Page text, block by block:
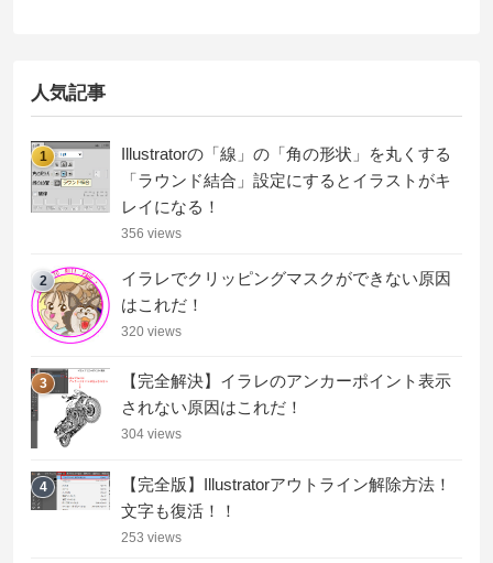
人気記事
1
Illustratorの「線」の「角の形状」を丸くする
「ラウンド結合」設定にするとイラストがキ
レイになる！
356 views
2
イラレでクリッピングマスクができない原因
はこれだ！
320 views
3
【完全解決】イラレのアンカーポイント表示
されない原因はこれだ！
304 views
4
【完全版】Illustratorアウトライン解除方法！
文字も復活！！
253 views